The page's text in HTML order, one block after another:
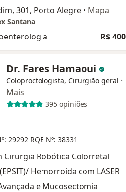
301, Porto Alegre • Mapa
Santana
R$ 400
Dr. Fares Hamaoui
Coloproctologista, Cirurgião geral ·
Mais
395 opiniões
29292 RQE Nº: 38331
Cirurgia Robótica Colorretal
Hemorroida com LASER
e Mucosectomia